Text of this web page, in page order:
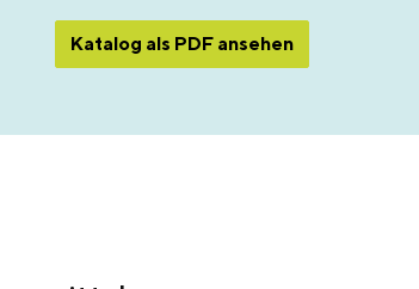
Katalog als PDF ansehen